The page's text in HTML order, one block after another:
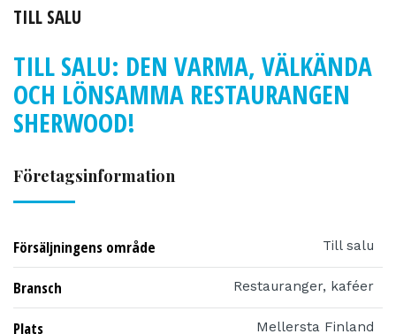
TILL SALU
TILL SALU: DEN VARMA, VÄLKÄNDA
OCH LÖNSAMMA RESTAURANGEN
SHERWOOD!
Företagsinformation
Försäljningens område Till salu
Bransch Restauranger, kaféer
Plats Mellersta Finland